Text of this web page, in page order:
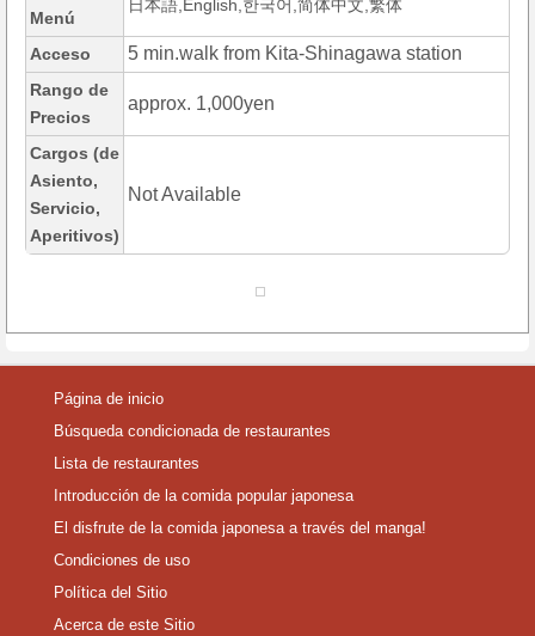
Menú
日本語,English,한국어,简体中文,繁体
Acceso 5 min.walk from Kita-Shinagawa station
Rango de
Precios
approx. 1,000yen
Cargos (de
Asiento,
Servicio,
Aperitivos)
Not Available
Página de inicio
Búsqueda condicionada de restaurantes
Lista de restaurantes
Introducción de la comida popular japonesa
El disfrute de la comida japonesa a través del manga!
Condiciones de uso
Política del Sitio
Acerca de este Sitio